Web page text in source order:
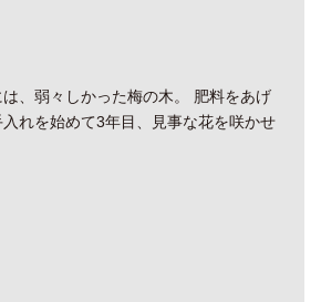
、弱々しかった梅の木。 肥料をあげ
れを始めて3年目、見事な花を咲かせ